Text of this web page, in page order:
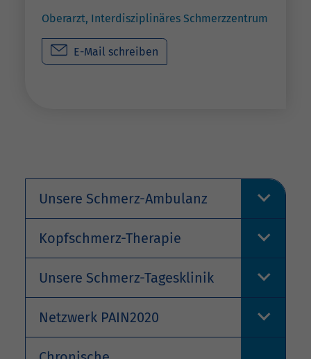
Oberarzt, Interdisziplinäres Schmerzzentrum
E-Mail schreiben
Unsere Schmerz-Ambulanz
Kopfschmerz-Therapie
Unsere Schmerz-Tagesklinik
Netzwerk PAIN2020